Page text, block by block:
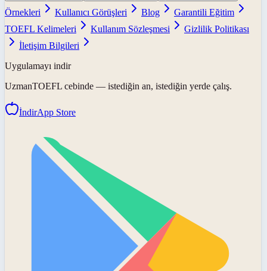
Örnekleri
Kullanıcı Görüşleri Blog
Garantili Eğitim
TOEFL Kelimeleri
Kullanım Sözleşmesi
Gizlilik Politikası
İletişim Bilgileri
Uygulamayı indir
UzmanTOEFL cebinde — istediğin an, istediğin yerde çalış.
İndirApp Store